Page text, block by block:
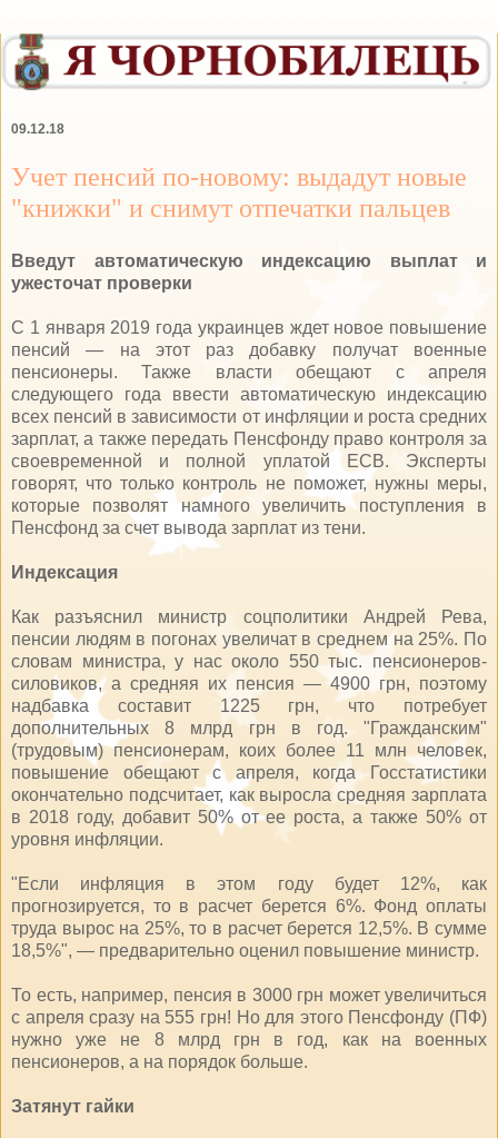
09.12.18
Учет пенсий по-новому: выдадут новые
"книжки" и снимут отпечатки пальцев
Введут автоматическую индексацию выплат и
ужесточат проверки
С 1 января 2019 года украинцев ждет новое повышение
пенсий — на этот раз добавку получат военные
пенсионеры. Также власти обещают с апреля
следующего года ввести автоматическую индексацию
всех пенсий в зависимости от инфляции и роста средних
зарплат, а также передать Пенсфонду право контроля за
своевременной и полной уплатой ЕСВ. Эксперты
говорят, что только контроль не поможет, нужны меры,
которые позволят намного увеличить поступления в
Пенсфонд за счет вывода зарплат из тени.
Индексация
Как разъяснил министр соцполитики Андрей Рева,
пенсии людям в погонах увеличат в среднем на 25%. По
словам министра, у нас около 550 тыс. пенсионеров-
силовиков, а средняя их пенсия — 4900 грн, поэтому
надбавка составит 1225 грн, что потребует
дополнительных 8 млрд грн в год. "Гражданским"
(трудовым) пенсионерам, коих более 11 млн человек,
повышение обещают с апреля, когда Госстатистики
окончательно подсчитает, как выросла средняя зарплата
в 2018 году, добавит 50% от ее роста, а также 50% от
уровня инфляции.
"Если инфляция в этом году будет 12%, как
прогнозируется, то в расчет берется 6%. Фонд оплаты
труда вырос на 25%, то в расчет берется 12,5%. В сумме
18,5%", — предварительно оценил повышение министр.
То есть, например, пенсия в 3000 грн может увеличиться
с апреля сразу на 555 грн! Но для этого Пенсфонду (ПФ)
нужно уже не 8 млрд грн в год, как на военных
пенсионеров, а на порядок больше.
Затянут гайки